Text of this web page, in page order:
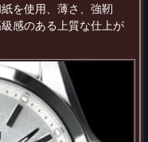
を使用、薄さ、強靭
感のある上質な仕上が